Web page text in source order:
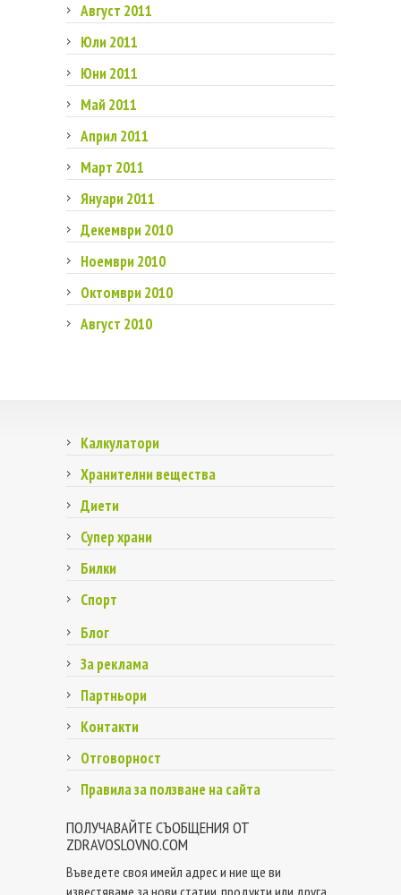
Август 2011
Юли 2011
Юни 2011
Май 2011
Април 2011
Март 2011
Януари 2011
Декември 2010
Ноември 2010
Октомври 2010
Август 2010
Калкулатори
Хранителни вещества
Диети
Супер храни
Билки
Спорт
Блог
За реклама
Партньори
Контакти
Отговорност
Правила за ползване на сайта
ПОЛУЧАВАЙТЕ СЪОБЩЕНИЯ ОТ
ZDRAVOSLOVNO.COM
Въведете своя имейл адрес и ние ще ви